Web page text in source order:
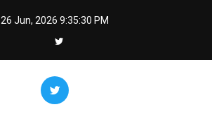
26 Jun, 2026 9:35:31 PM